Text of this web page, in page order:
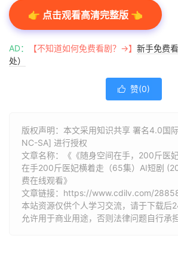
👉 点击观看高清完整版 👈
AD： 【不知道如何免费看剧？→】 新手免费
处）
 赞(0)
版权声明：本文采用知识共享 署名4.0国
NC-SA] 进行授权
文章名称：《《随身空间在手，200斤医
在手200斤医妃横着走（65集）AI短剧
费在线观看》
文章链接： https://www.cdilv.com/
本站资源仅供个人学习交流，请于下载后
允许用于商业用途，否则法律问题自行承担